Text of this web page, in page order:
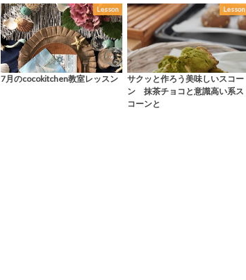
Lesson
7月のcocokitchen教室レッスン
Lesson
サクッと作ろう美味しいスコー
ン 抹茶チョコと意識高い系ス
コーンと